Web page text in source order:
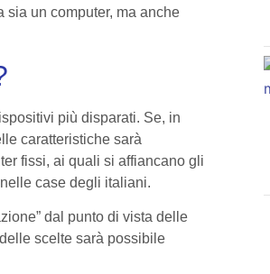
sia un computer, ma anche
più disparati. Se, in
caratteristiche sarà
fissi, ai quali si affiancano gli
case degli italiani.
dal punto di vista delle
scelte sarà possibile